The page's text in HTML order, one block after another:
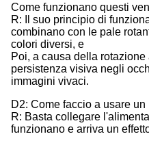
Come funzionano questi
R: Il suo principio di
combinano con le pale
colori diversi, e
Poi, a causa della
persistenza visiva negli
immagini vivaci.
D2: Come faccio a usare
R: Basta collegare
funzionano e arriva un